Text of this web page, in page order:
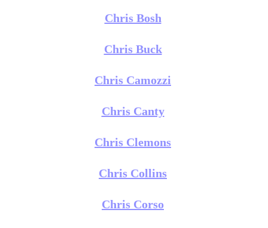
Chris Bosh
Chris Buck
Chris Camozzi
Chris Canty
Chris Clemons
Chris Collins
Chris Corso